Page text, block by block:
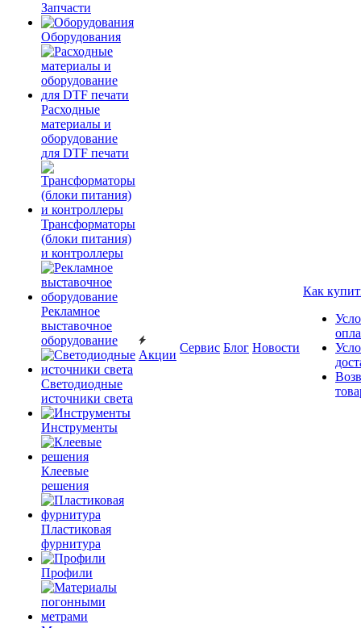
Запчасти
Оборудования
Расходные
материалы и
оборудование
для DTF печати
Трансформаторы
(блоки питания)
и контроллеры
Рекламное
выставочное
оборудование
Светодиодные
источники света
Инструменты
Клеевые
решения
Пластиковая
фурнитура
Профили
Акции
Сервис Блог Новости
Как